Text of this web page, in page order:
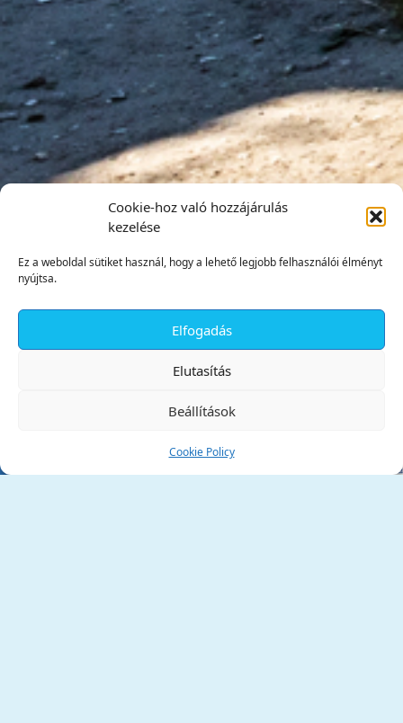
Cookie-hoz való hozzájárulás
kezelése
Ez a weboldal sütiket használ, hogy a lehető legjobb felhasználói élményt
nyújtsa.
Elfogadás
Elutasítás
Beállítások
Cookie Policy
Tata Város Önkormányzata
✕